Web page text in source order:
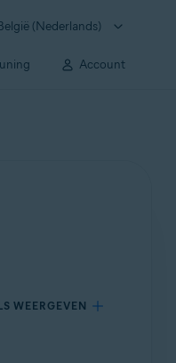
(Nederlands)
Account
WEERGEVEN